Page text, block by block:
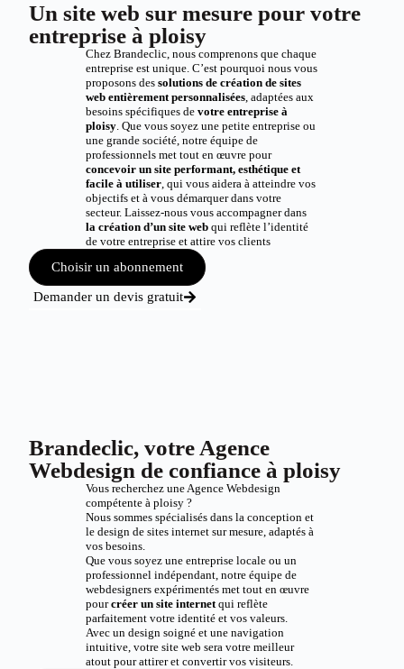
Un site web sur mesure pour votre
entreprise à ploisy
Chez Brandeclic, nous comprenons que chaque
entreprise est unique. C’est pourquoi nous vous
proposons des solutions de création de sites
web entièrement personnalisées, adaptées aux
besoins spécifiques de votre entreprise à
ploisy. Que vous soyez une petite entreprise ou
une grande société, notre équipe de
professionnels met tout en œuvre pour
concevoir un site performant, esthétique et
facile à utiliser, qui vous aidera à atteindre vos
objectifs et à vous démarquer dans votre
secteur. Laissez-nous vous accompagner dans
la création d’un site webqui reflète l’identité
de votre entreprise et attire vos clients
Choisir un abonnement
Demander un devis gratuit
Brandeclic, votre Agence
Webdesign de confiance à ploisy
Vous recherchez une Agence Webdesign
compétente à ploisy ?
Nous sommes spécialisés dans la conception et
le design de sites internet sur mesure, adaptés à
vos besoins.
Que vous soyez une entreprise locale ou un
professionnel indépendant, notre équipe de
webdesigners expérimentés met tout en œuvre
pourcréer un site internetqui reflète
parfaitement votre identité et vos valeurs.
Avec un design soigné et une navigation
intuitive, votre site web sera votre meilleur
atout pour attirer et convertir vos visiteurs.